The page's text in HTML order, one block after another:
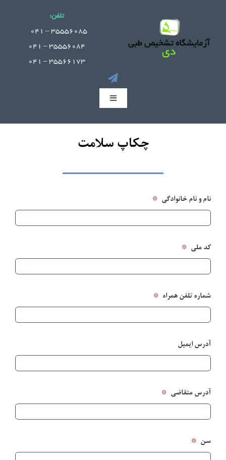
تلفن:
35556085 – 041
35556084 – 041
35566173 – 041
Toggle
صفحه اصلی
راهنمای مراجعین
آزمایشات
خدمات ما
درباره ما
استخدام
چکاپ سلامت
نام و نام خانوادگی *
کد ملی *
شماره تلفن همراه *
آدرس ایمیل
آدرس متقاضی *
سن *